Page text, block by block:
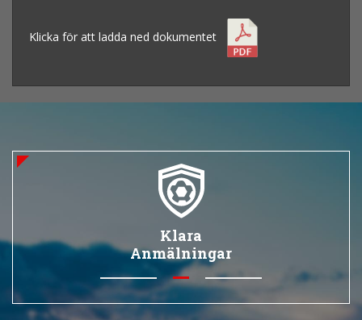
Klicka för att ladda ned dokumentet
Klara
Anmälningar